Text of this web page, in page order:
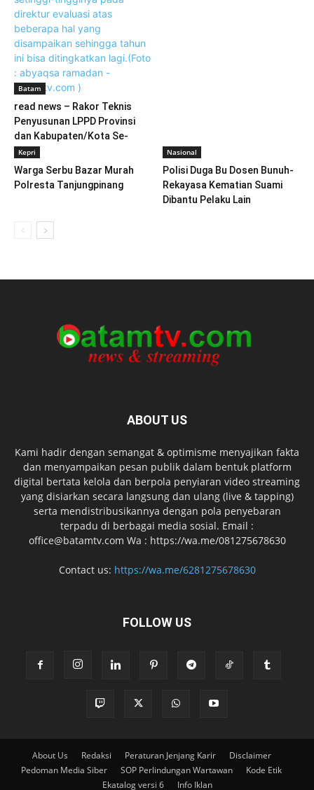
Batam
read news – Rakor Teknis
Penyusunan LPPD Provinsi
dan Kabupaten/Kota Se-
Kepri
Kepri
Warga Serbu Bazar Murah
Polresta Tanjungpinang
Nasional
Polisi Duga Bu Dosen Bunuh-
Rekayasa Kematian Suami
Dibantu Pelaku Lain
ABOUT US
Kami hadir dengan semangat & optimisme menyajikan fakta
dan menyampaikan pesan publik dalam bentuk platform
digital bertata kelola dan berpola penyiaran video streaming
yang disiarkan secara langsung dan ulang (live & tapping)
serta mendistribusikannya dengan pola penyebaran
terpadu di berbagai media sosial. Email :
office@batamtv.com Wa : https://wa.me/081275678630
Contact us: https://wa.me/6281275678630
FOLLOW US
About Us Redaksi Peraturan Jenjang Karir
Disclaimer
Pedoman Media Siber
SOP Perlindungan Wartawan
Kode Etik
Ekatalog versi 6
Info Iklan